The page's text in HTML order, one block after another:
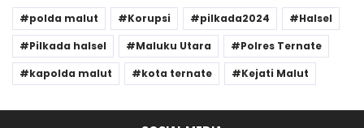
polda malut Korupsi pilkada2024
Halsel
Pilkada halsel
Maluku Utara
Polres Ternate
kapolda malut
kota ternate Kejati Malut